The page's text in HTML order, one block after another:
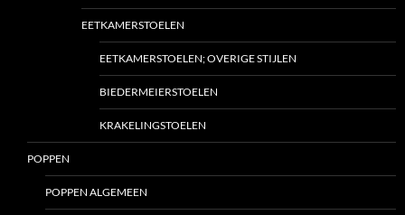
EETKAMERSTOELEN
EETKAMERSTOELEN; OVERIGE STIJLEN
BIEDERMEIERSTOELEN
KRAKELINGSTOELEN
POPPEN
POPPEN ALGEMEEN